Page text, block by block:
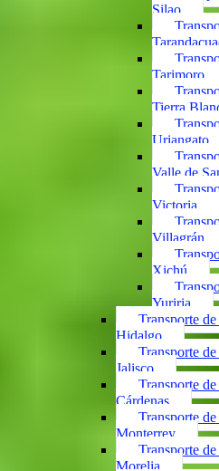
Silao
Tarimoro
Tierra
Uriangato
Valle de
Victoria
Villagrán
Xichú
Yuriria
Transporte
Hidalgo
Transporte
Jalisco
Transporte
Cárdenas
Transporte
Monterrey
Transporte
Morelia